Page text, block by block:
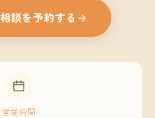
談を予約する
営業時間